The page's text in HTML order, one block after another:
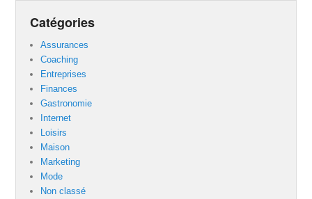
Catégories
Assurances
Coaching
Entreprises
Finances
Gastronomie
Internet
Loisirs
Maison
Marketing
Mode
Non classé